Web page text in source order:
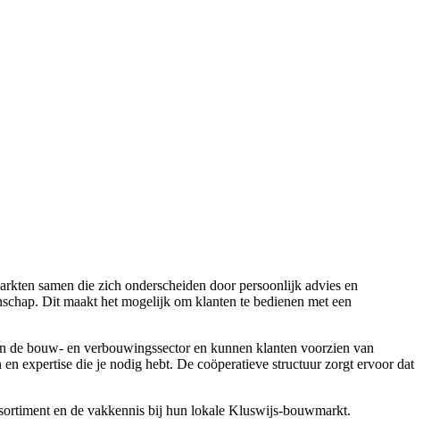
samen die zich onderscheiden door persoonlijk advies en
Dit maakt het mogelijk om klanten te bedienen met een
bouw- en verbouwingssector en kunnen klanten voorzien van
expertise die je nodig hebt. De coöperatieve structuur zorgt ervoor dat
en de vakkennis bij hun lokale Kluswijs-bouwmarkt.